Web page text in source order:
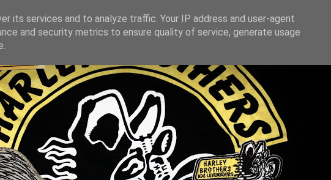
its services and to analyze traffic. Your IP address and user-agent
and security metrics to ensure quality of service, generate usage